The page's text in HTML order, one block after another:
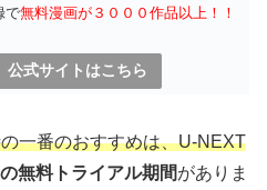
で無料漫画が３０００作品以上！！
公式サイトはこちら
一番のおすすめは、U-NEXT
無料トライアル期間がありま